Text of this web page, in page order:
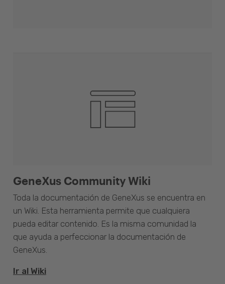
GeneXus Community Wiki
Toda la documentación de GeneXus se encuentra en
un Wiki. Esta herramienta permite que cualquiera
pueda editar contenido. Es la misma comunidad la
que ayuda a perfeccionar la documentación de
GeneXus.
Ir al Wiki